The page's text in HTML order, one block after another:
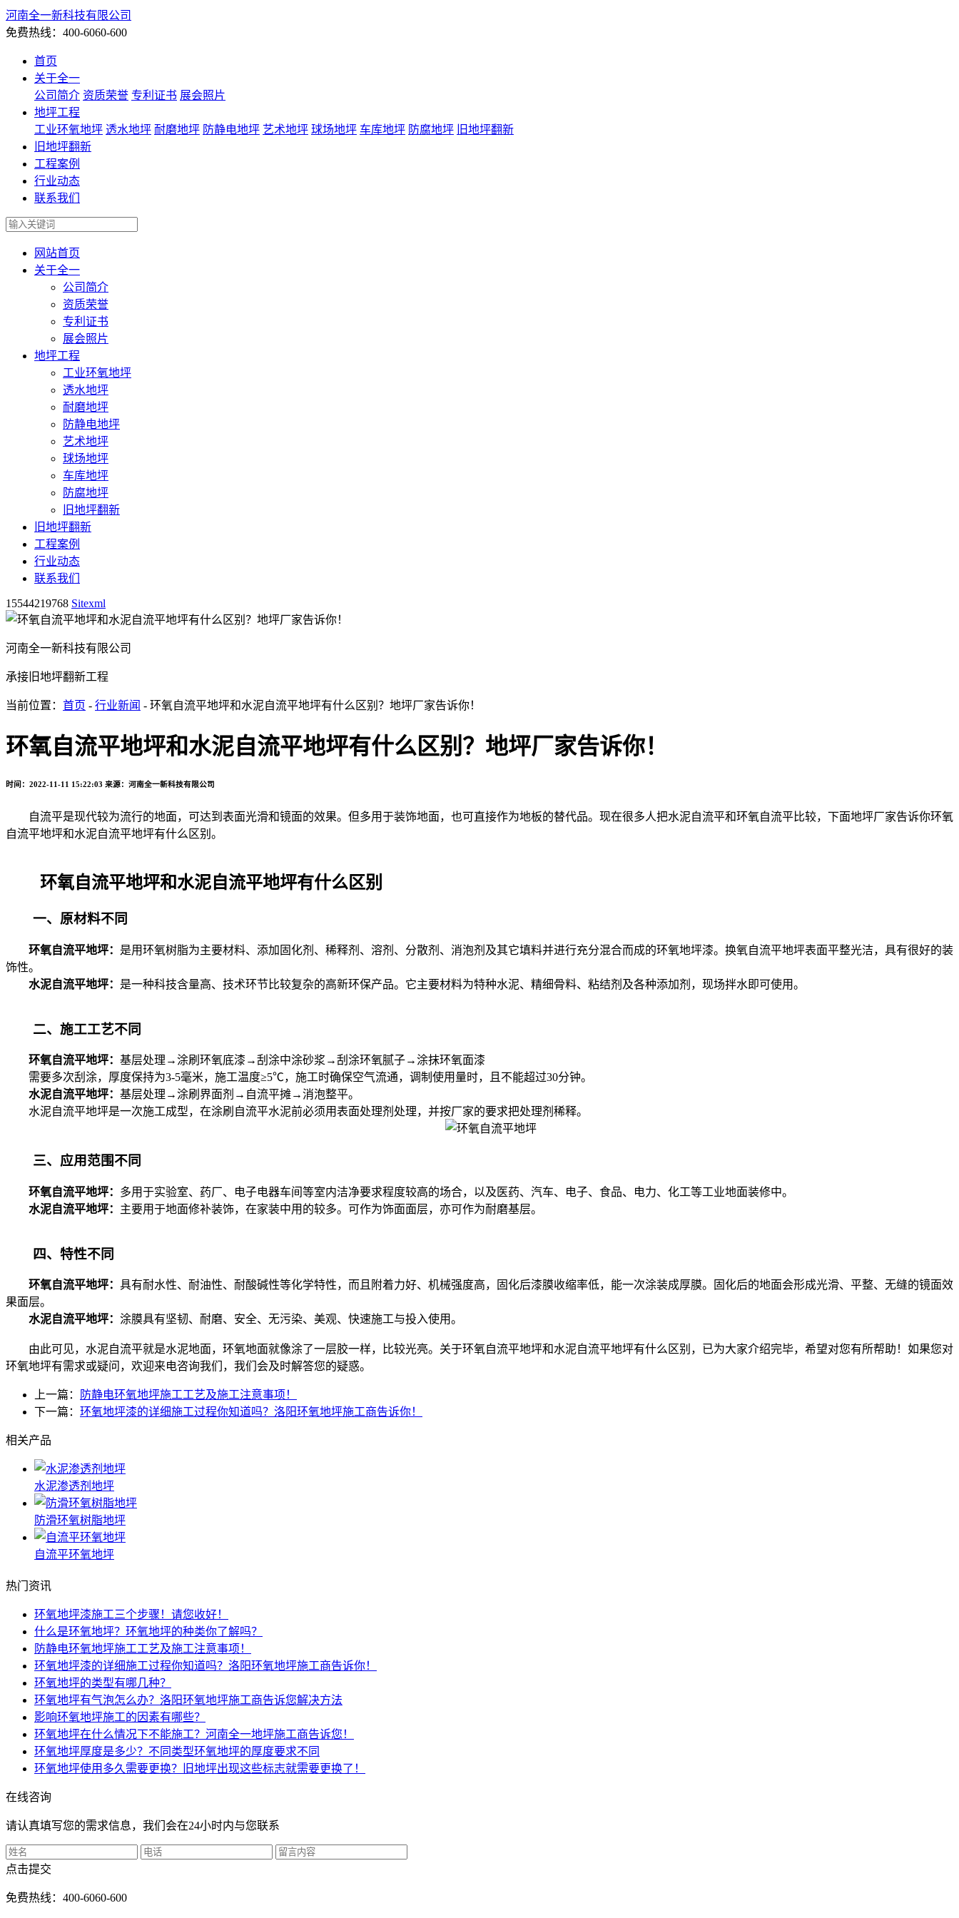
河南全一新科技有限公司
免费热线：400-6060-600
首页
关于全一
公司简介 资质荣誉 专利证书 展会照片
地坪工程
工业环氧地坪 透水地坪 耐磨地坪 防静电地坪 艺术地坪 球场地坪 车库地坪 防腐地坪 旧地坪翻新
旧地坪翻新
工程案例
行业动态
联系我们
网站首页
关于全一
公司简介
资质荣誉
专利证书
展会照片
地坪工程
工业环氧地坪
透水地坪
耐磨地坪
防静电地坪
艺术地坪
球场地坪
车库地坪
防腐地坪
旧地坪翻新
旧地坪翻新
工程案例
行业动态
联系我们
15544219768 Sitexml
河南全一新科技有限公司
承接旧地坪翻新工程
当前位置： 首页 - 行业新闻 - 环氧自流平地坪和水泥自流平地坪有什么区别？地坪厂家告诉你！
环氧自流平地坪和水泥自流平地坪有什么区别？地坪厂家告诉你！
时间：2022-11-11 15:22:03 来源：河南全一新科技有限公司
自流平是现代较为流行的地面，可达到表面光滑和镜面的效果。但多用于装饰地面，也可直接作为地板的替代品。现在很多人把水泥自流平和环氧自流平比较，下面地坪厂家告诉你环氧
自流平地坪和水泥自流平地坪有什么区别。
环氧自流平地坪和水泥自流平地坪有什么区别
一、原材料不同
环氧自流平地坪： 是用环氧树脂为主要材料、添加固化剂、稀释剂、溶剂、分散剂、消泡剂及其它填料并进行充分混合而成的环氧地坪漆。换氧自流平地坪表面平整光洁，具有很好的装
饰性。
水泥自流平地坪： 是一种科技含量高、技术环节比较复杂的高新环保产品。它主要材料为特种水泥、精细骨料、粘结剂及各种添加剂，现场拌水即可使用。
二、施工工艺不同
环氧自流平地坪： 基层处理→涂刷环氧底漆→刮涂中涂砂浆→刮涂环氧腻子→涂抹环氧面漆
需要多次刮涂，厚度保持为3-5毫米，施工温度≥5℃，施工时确保空气流通，调制使用量时，且不能超过30分钟。
水泥自流平地坪： 基层处理→涂刷界面剂→自流平摊→消泡整平。
水泥自流平地坪是一次施工成型，在涂刷自流平水泥前必须用表面处理剂处理，并按厂家的要求把处理剂稀释。
三、应用范围不同
环氧自流平地坪： 多用于实验室、药厂、电子电器车间等室内洁净要求程度较高的场合，以及医药、汽车、电子、食品、电力、化工等工业地面装修中。
水泥自流平地坪： 主要用于地面修补装饰，在家装中用的较多。可作为饰面面层，亦可作为耐磨基层。
四、特性不同
环氧自流平地坪： 具有耐水性、耐油性、耐酸碱性等化学特性，而且附着力好、机械强度高，固化后漆膜收缩率低，能一次涂装成厚膜。固化后的地面会形成光滑、平整、无缝的镜面效
果面层。
水泥自流平地坪： 涂膜具有坚韧、耐磨、安全、无污染、美观、快速施工与投入使用。
由此可见，水泥自流平就是水泥地面，环氧地面就像涂了一层胶一样，比较光亮。关于环氧自流平地坪和水泥自流平地坪有什么区别，已为大家介绍完毕，希望对您有所帮助！如果您对
环氧地坪有需求或疑问，欢迎来电咨询我们，我们会及时解答您的疑惑。
上一篇：
防静电环氧地坪施工工艺及施工注意事项！
下一篇： 环氧地坪漆的详细施工过程你知道吗？洛阳环氧地坪施工商告诉你！
相关产品
水泥渗透剂地坪
防滑环氧树脂地坪
自流平环氧地坪
热门资讯
环氧地坪漆施工三个步骤！请您收好！
什么是环氧地坪？环氧地坪的种类你了解吗？
防静电环氧地坪施工工艺及施工注意事项！
环氧地坪漆的详细施工过程你知道吗？洛阳环氧地坪施工商告诉你！
环氧地坪的类型有哪几种？
环氧地坪有气泡怎么办？洛阳环氧地坪施工商告诉您解决方法
影响环氧地坪施工的因素有哪些？
环氧地坪在什么情况下不能施工？河南全一地坪施工商告诉您！
环氧地坪厚度是多少？不同类型环氧地坪的厚度要求不同
环氧地坪使用多久需要更换？旧地坪出现这些标志就需要更换了！
在线咨询
请认真填写您的需求信息，我们会在24小时内与您联系
点击提交
免费热线：400-6060-600